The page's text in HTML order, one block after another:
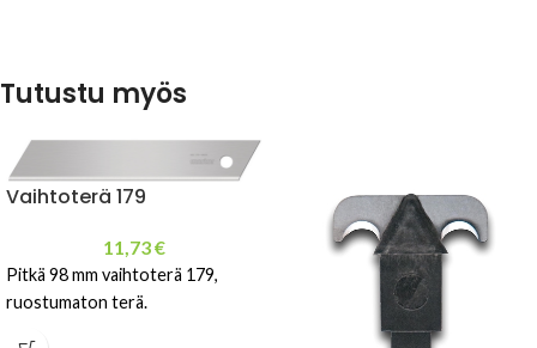
Tutustu myös
Vaihtoterä 179
11,73€
Pitkä 98 mm vaihtoterä 179,
ruostumaton terä.